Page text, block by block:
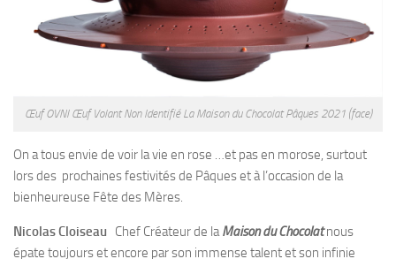
Œuf OVNI Œuf Volant Non Identifié La Maison du Chocolat Pâques 2021 (face)
On a tous envie de voir la vie en rose …et pas en morose, surtout
lors des prochaines festivités de Pâques et à l’occasion de la
bienheureuse Fête des Mères.
Nicolas Cloiseau Chef Créateur de laMaison du Chocolat nous
épate toujours et encore par son immense talent et son infinie